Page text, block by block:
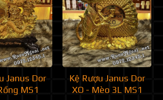
Janus Dor
MS1
Kệ Rượu Janus Dor
XO - Mèo 3L MS1